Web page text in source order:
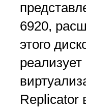
6920,
этого
Replicator